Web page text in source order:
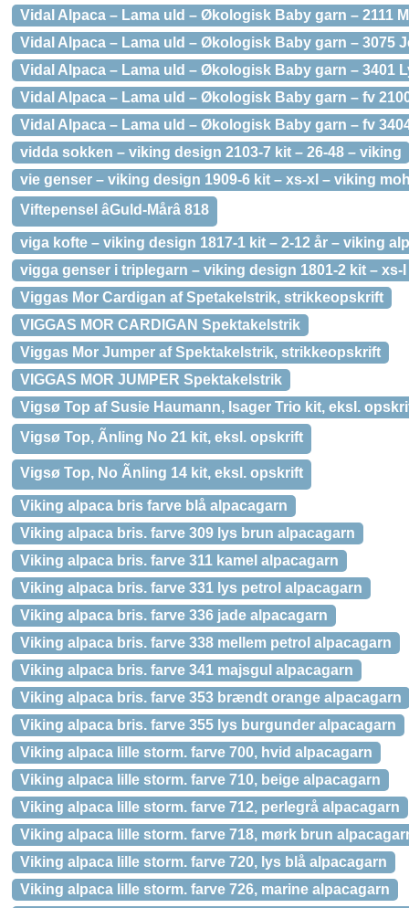
Vidal Alpaca – Lama uld – Økologisk Baby garn – 2111
Vidal Alpaca – Lama uld – Økologisk Baby garn – 3075
Vidal Alpaca – Lama uld – Økologisk Baby garn – 3401
Vidal Alpaca – Lama uld – Økologisk Baby garn – fv
Vidal Alpaca – Lama uld – Økologisk Baby garn – fv
vidda sokken – viking design 2103-7 kit – 26-48 – viking
vie genser – viking design 1909-6 kit – xs-xl – viking
Viftepensel âGuld-Mårâ 818
viga kofte – viking design 1817-1 kit – 2-12 år – viking
vigga genser i triplegarn – viking design 1801-2 kit – xs-l
Viggas Mor Cardigan af Spetakelstrik, strikkeopskrift
VIGGAS MOR CARDIGAN Spektakelstrik
Viggas Mor Jumper af Spektakelstrik, strikkeopskrift
VIGGAS MOR JUMPER Spektakelstrik
Vigsø Top af Susie Haumann, Isager Trio kit, eksl.
Vigsø Top, Ãnling No 21 kit, eksl. opskrift
Vigsø Top, No Ãnling 14 kit, eksl. opskrift
Viking alpaca bris farve blå alpacagarn
Viking alpaca bris. farve 309 lys brun alpacagarn
Viking alpaca bris. farve 311 kamel alpacagarn
Viking alpaca bris. farve 331 lys petrol alpacagarn
Viking alpaca bris. farve 336 jade alpacagarn
Viking alpaca bris. farve 338 mellem petrol alpacagarn
Viking alpaca bris. farve 341 majsgul alpacagarn
Viking alpaca bris. farve 353 brændt orange alpacagarn
Viking alpaca bris. farve 355 lys burgunder alpacagarn
Viking alpaca lille storm. farve 700, hvid alpacagarn
Viking alpaca lille storm. farve 710, beige alpacagarn
Viking alpaca lille storm. farve 712, perlegrå alpacagarn
Viking alpaca lille storm. farve 718, mørk brun
Viking alpaca lille storm. farve 720, lys blå alpacagarn
Viking alpaca lille storm. farve 726, marine alpacagarn